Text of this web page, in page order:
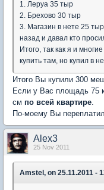
1. Леруа 35 тыр
2. Брехово 30 тыр
3. Магазин в нете 25
назад и давал кто
Итого, так как я и
купить там, но купил в
Итого Вы купили 300
Если у Вас площадь 75
см по всей квартире.
По-моему Вы
Alex3
25 Nov 2011
Amstel, on 25.11.2011 -